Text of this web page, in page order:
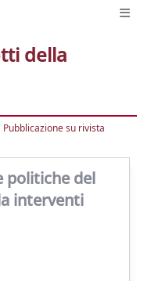
della
Pubblicazione su rivista
politiche del
interventi